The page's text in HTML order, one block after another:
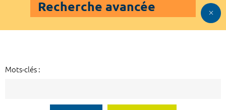
Recherche avancée
Mots-clés :